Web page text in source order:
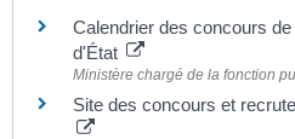
Calendrier des concours
d'État
Ministère chargé de la fonction
Site des concours et